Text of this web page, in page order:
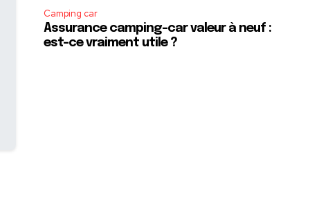
Camping car
Assurance camping-car valeur à neuf :
est-ce vraiment utile ?